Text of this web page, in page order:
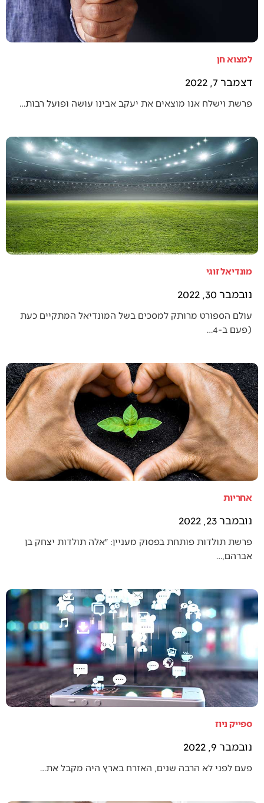
למצוא חן
דצמבר 7, 2022
פרשת וישלח אנו מוצאים את יעקב אבינו עושה ופועל רבות…
מונדיאל זוגי
נובמבר 30, 2022
עולם הספורט מרותק למסכים בשל המונדיאל המתקיים כעת
(פעם ב-4…
אחריות
נובמבר 23, 2022
פרשת תולדות פותחת בפסוק מעניין: ״אלה תולדות יצחק בן
אברהם,…
ספייק ניוז
נובמבר 9, 2022
פעם לפני לא הרבה שנים, האזרח בארץ היה מקבל את…